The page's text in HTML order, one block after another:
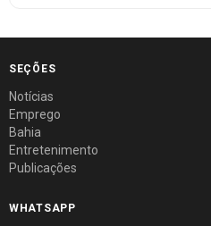
SEÇÕES
Notícias
Emprego
Bahia
Entretenimento
Publicações
WHATSAPP